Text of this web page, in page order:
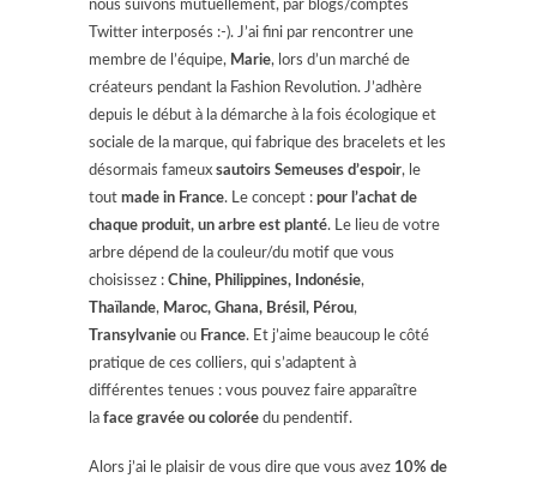
nous suivons mutuellement, par blogs/comptes
Twitter interposés :-). J’ai fini par rencontrer une
membre de l’équipe, Marie, lors d’un marché de
créateurs pendant la Fashion Revolution. J’adhère
depuis le début à la démarche à la fois écologique et
sociale de la marque, qui fabrique des bracelets et les
désormais fameux sautoirs Semeuses d’espoir, le
tout made in France. Le concept : pour l’achat de
chaque produit, un arbre est planté. Le lieu de votre
arbre dépend de la couleur/du motif que vous
choisissez : Chine, Philippines, Indonésie,
Thaïlande, Maroc, Ghana, Brésil, Pérou,
Transylvanie ou France. Et j’aime beaucoup le côté
pratique de ces colliers, qui s’adaptent à
différentes tenues : vous pouvez faire apparaître
la face gravée ou colorée du pendentif.
Alors j’ai le plaisir de vous dire que vous avez 10% de